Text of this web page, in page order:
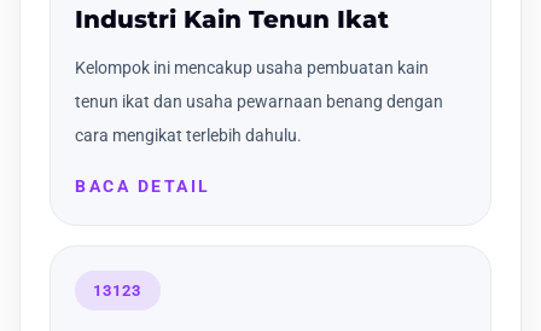
Industri Kain Tenun Ikat
Kelompok ini mencakup usaha pembuatan kain
tenun ikat dan usaha pewarnaan benang dengan
cara mengikat terlebih dahulu.
BACA DETAIL
13123